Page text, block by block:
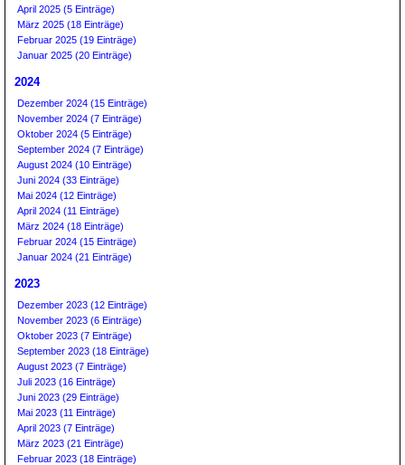
April 2025 (5 Einträge)
März 2025 (18 Einträge)
Februar 2025 (19 Einträge)
Januar 2025 (20 Einträge)
2024
Dezember 2024 (15 Einträge)
November 2024 (7 Einträge)
Oktober 2024 (5 Einträge)
September 2024 (7 Einträge)
August 2024 (10 Einträge)
Juni 2024 (33 Einträge)
Mai 2024 (12 Einträge)
April 2024 (11 Einträge)
März 2024 (18 Einträge)
Februar 2024 (15 Einträge)
Januar 2024 (21 Einträge)
2023
Dezember 2023 (12 Einträge)
November 2023 (6 Einträge)
Oktober 2023 (7 Einträge)
September 2023 (18 Einträge)
August 2023 (7 Einträge)
Juli 2023 (16 Einträge)
Juni 2023 (29 Einträge)
Mai 2023 (11 Einträge)
April 2023 (7 Einträge)
März 2023 (21 Einträge)
Februar 2023 (18 Einträge)